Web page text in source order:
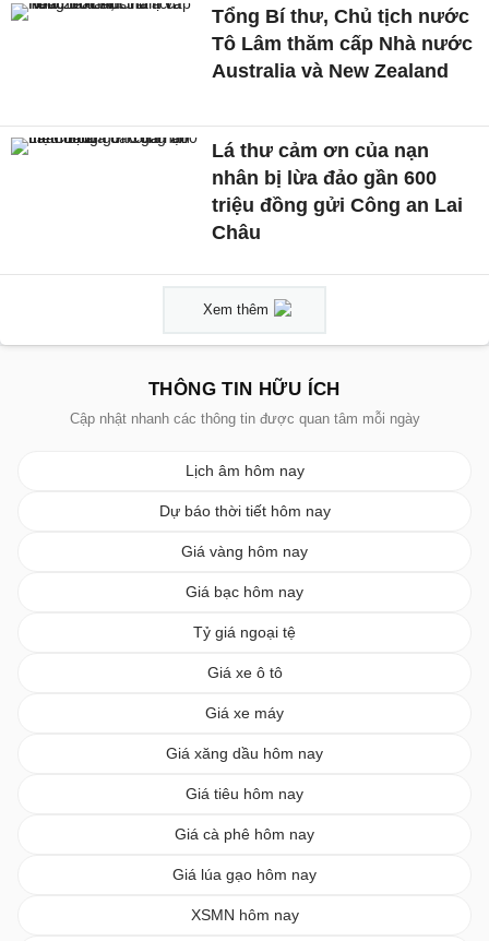
Tổng Bí thư, Chủ tịch nước
Tô Lâm thăm cấp Nhà nước
Australia và New Zealand
Lá thư cảm ơn của nạn
nhân bị lừa đảo gần 600
triệu đồng gửi Công an Lai
Châu
Xem thêm
THÔNG TIN HỮU ÍCH
Cập nhật nhanh các thông tin được quan tâm mỗi ngày
Lịch âm hôm nay
Dự báo thời tiết hôm nay
Giá vàng hôm nay
Giá bạc hôm nay
Tỷ giá ngoại tệ
Giá xe ô tô
Giá xe máy
Giá xăng dầu hôm nay
Giá tiêu hôm nay
Giá cà phê hôm nay
Giá lúa gạo hôm nay
XSMN hôm nay